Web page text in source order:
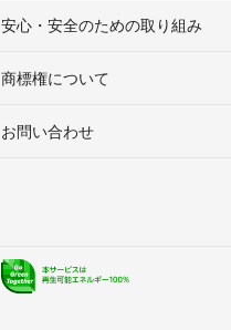
安心・安全のための取り組み
商標権について
お問い合わせ